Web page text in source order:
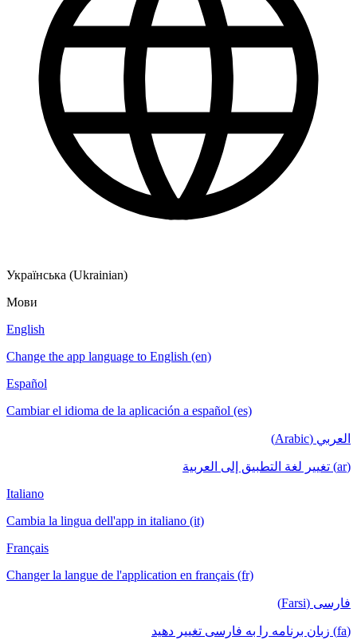
Українська (Ukrainian)
Мови
English
Change the app language to English (en)
Español
Cambiar el idioma de la aplicación a español (es)
العربي (Arabic)
(ar) تغيير لغة التطبيق إلى العربية
Italiano
Cambia la lingua dell'app in italiano (it)
Français
Changer la langue de l'application en français (fr)
فارسی (Farsi)
(fa) زبان برنامه را به فارسی تغییر دهید